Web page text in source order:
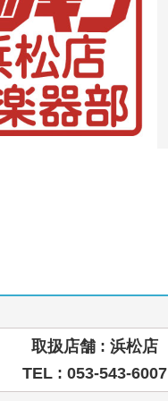
取扱店舗 : 浜松店
TEL : 053-543-6007